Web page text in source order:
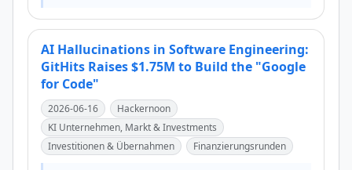
AI Hallucinations in Software Engineering:
GitHits Raises $1.75M to Build the "Google
for Code"
2026-06-16
Hackernoon
KI Unternehmen, Markt & Investments
Investitionen & Übernahmen
Finanzierungsrunden